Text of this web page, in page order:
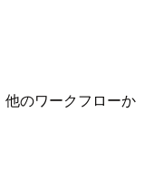
のワークフローか